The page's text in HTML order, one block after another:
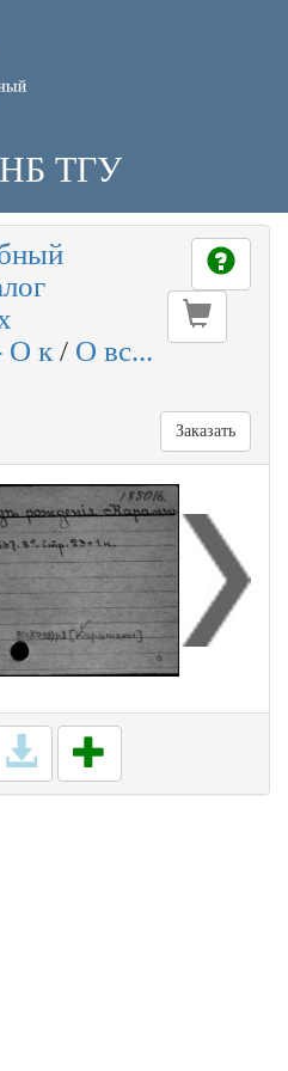
НБ ТГУ
О к / О вс...
Заказать